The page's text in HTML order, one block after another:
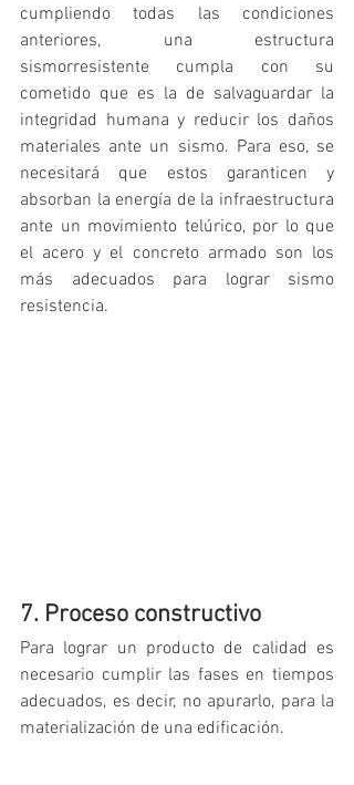
cumpliendo todas las condiciones
anteriores, una estructura
sismorresistente cumpla con su
cometido que es la de salvaguardar la
integridad humana y reducir los daños
materiales ante un sismo. Para eso, se
necesitará que estos garanticen y
absorban la energía de la infraestructura
ante un movimiento telúrico, por lo que
el acero y el concreto armado son los
más adecuados para lograr sismo
resistencia.
7. Proceso constructivo
Para lograr un producto de calidad es
necesario cumplir las fases en tiempos
adecuados, es decir, no apurarlo, para la
materialización de una edificación.